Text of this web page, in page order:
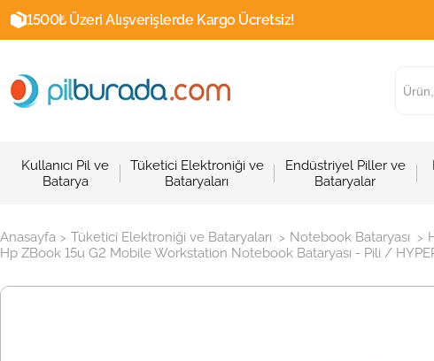
1500₺ Üzeri Alışverişlerde Kargo Ücretsiz!
Kullanıcı Pil ve
Batarya
Tüketici Elektroniği ve
Bataryaları
Endüstriyel Piller ve
Bataryalar
Anasayfa > Tüketici Elektroniği ve Bataryaları > Notebook Bataryası >
Hp ZBook 15u G2 Mobile Workstation Notebook Bataryası - Pili /